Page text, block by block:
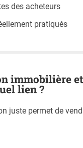
des acheteurs
pratiqués
immobilière
lien ?
juste permet de